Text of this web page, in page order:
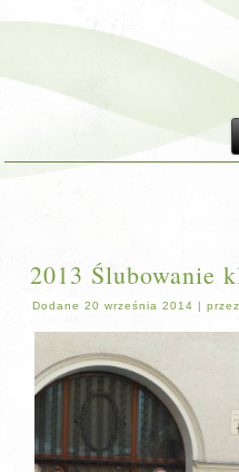
2013 Ślubowanie
Dodane 20 września 2014 |przez